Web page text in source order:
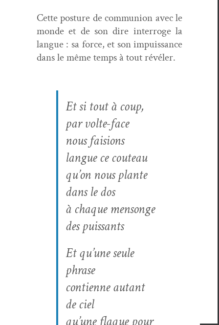
Cette pos­ture de com­mu­nion avec le
monde et de son dire inter­roge la
langue : sa force, et son impuis­sance
dans le même temps à tout révéler.
Et si tout à coup,
par volte-face
nous fai­sions
langue ce couteau
qu’on nous plante
dans le dos
à chaque men­songe
des puissants
Et qu’une seule
phrase
con­ti­enne autant
de ciel
qu’une flaque pour